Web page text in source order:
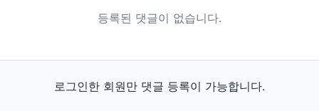
등록된 댓글이 없습니다.
로그인한 회원만 댓글 등록이 가능합니다.